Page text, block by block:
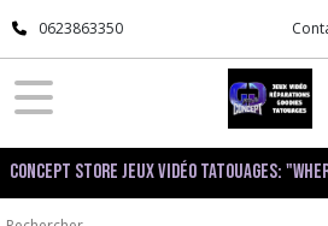
0623863350
Concept Store Jeux Vidéo Tatouages: